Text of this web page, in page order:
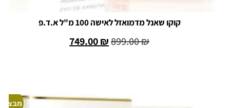
קוקו שאנל מדמואזל לאישה 100 מ"ל א.ד.פ
899.00₪
749.00₪
מבצע!